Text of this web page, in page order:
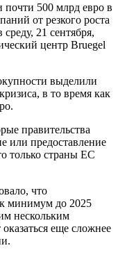
почти 500 млрд евро в
от резкого роста
21 сентября,
центр Bruegel
выделили
в то время как
правительства
или предоставление
только страны ЕС
что
минимум до 2025
нескольким
еще сложнее